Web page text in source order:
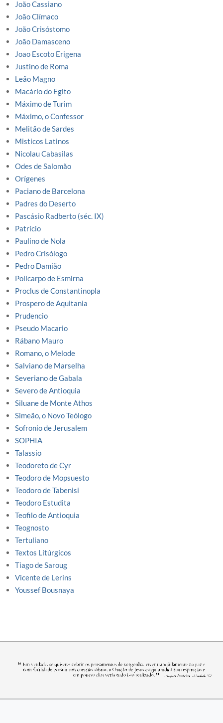
João Cassiano
João Clímaco
João Crisóstomo
João Damasceno
Joao Escoto Erigena
Justino de Roma
Leão Magno
Macário do Egito
Máximo de Turim
Máximo, o Confessor
Melitão de Sardes
Misticos Latinos
Nicolau Cabasilas
Odes de Salomão
Orígenes
Paciano de Barcelona
Padres do Deserto
Pascásio Radberto (séc. IX)
Patrício
Paulino de Nola
Pedro Crisólogo
Pedro Damião
Policarpo de Esmirna
Proclus de Constantinopla
Prospero de Aquitania
Prudencio
Pseudo Macario
Rábano Mauro
Romano, o Melode
Salviano de Marselha
Severiano de Gabala
Severo de Antioquia
Siluane de Monte Athos
Simeão, o Novo Teólogo
Sofronio de Jerusalem
SOPHIA
Talassio
Teodoreto de Cyr
Teodoro de Mopsuesto
Teodoro de Tabenisi
Teodoro Estudita
Teofilo de Antioquia
Teognosto
Tertuliano
Textos Litúrgicos
Tiago de Saroug
Vicente de Lerins
Youssef Bousnaya